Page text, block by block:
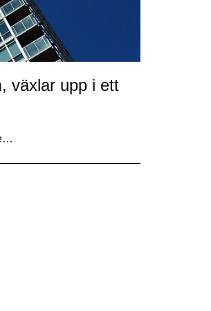
växlar upp i ett